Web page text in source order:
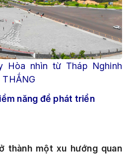
Hòa nhìn từ Tháp Nghinh
THẮNG
năng để phát triển
thành một xu hướng quan